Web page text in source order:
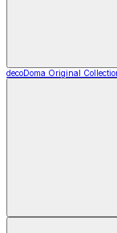
decoDoma Original